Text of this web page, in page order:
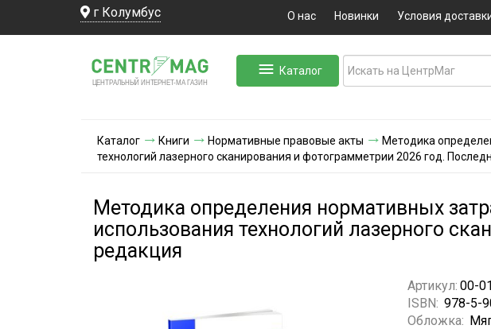
г Колумбус О нас Новинки Условия
ЦЕНТРАЛЬНЫЙ ИНТЕРНЕТ-МА ГАЗИН
Каталог
Каталог Книги Нормативные правовые акты
Методика
технологий лазерного сканирования и фотограмметрии 2026 год.
Методика определения нормативных
использования технологий лазерного
редакция
Артикул: 00-
ISBN: 978-5-
Обложка: